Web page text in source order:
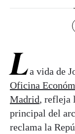
La vida de
Oficina
Madrid, refleja
principal del
reclama la